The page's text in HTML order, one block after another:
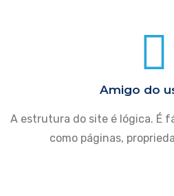
Amigo do
A estrutura do site é lógica. É
como páginas,